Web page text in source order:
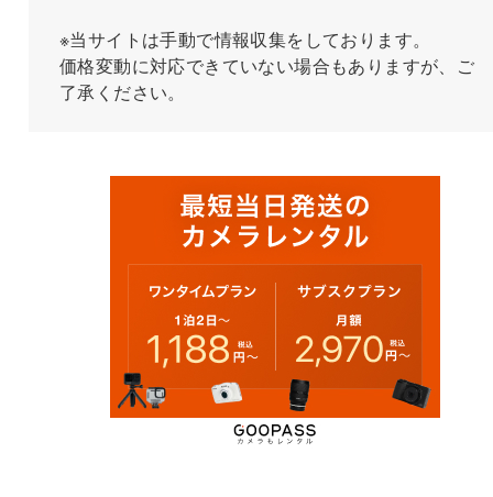
※当サイトは手動で情報収集をしております。
価格変動に対応できていない場合もありますが、ご
了承ください。